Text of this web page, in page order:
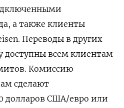
а также клиенты
Переводы в других
всем клиентам
Комиссию
сделают
долларов США/евро или